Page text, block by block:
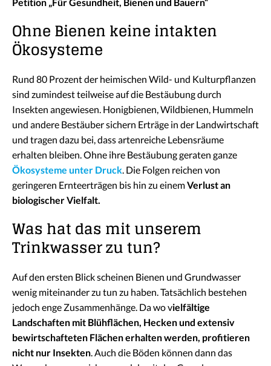
Ohne Bienen keine intakten
Ökosysteme
Rund 80 Prozent der heimischen Wild- und Kulturpflanzen
sind zumindest teilweise auf die Bestäubung durch
Insekten angewiesen. Honigbienen, Wildbienen, Hummeln
und andere Bestäuber sichern Erträge in der Landwirtschaft
und tragen dazu bei, dass artenreiche Lebensräume
erhalten bleiben. Ohne ihre Bestäubung geraten ganze
Ökosysteme unter Druck. Die Folgen reichen von
geringeren Ernteerträgen bis hin zu einemVerlust an
biologischer Vielfalt.
Was hat das mit unserem
Trinkwasser zu tun?
Auf den ersten Blick scheinen Bienen und Grundwasser
wenig miteinander zu tun zu haben. Tatsächlich bestehen
jedoch enge Zusammenhänge. Da wo vielfältige
Landschaften mit Blühflächen, Hecken und extensiv
bewirtschafteten Flächen erhalten werden, profitieren
nicht nur Insekten. Auch die Böden können dann das